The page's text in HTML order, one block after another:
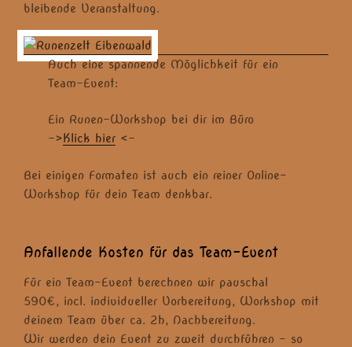
bleibende Veranstaltung.
Auch eine spannende Möglichkeit für ein
Team-Event:
Ein Runen-Workshop bei dir im Büro
->Klick hier <-
Bei einigen Formaten ist auch ein reiner Online-
Workshop für dein Team denkbar.
Anfallende Kosten für das Team-Event
Für ein Team-Event berechnen wir pauschal
590€, incl. individueller Vorbereitung, Workshop mit
deinem Team über ca. 2h, Nachbereitung.
Wir werden dein Event zu zweit durchführen – so